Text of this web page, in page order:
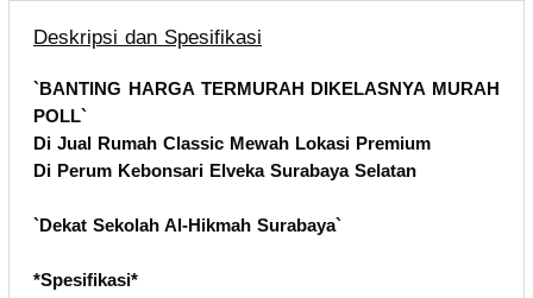
Deskripsi dan Spesifikasi
`BANTING HARGA TERMURAH DIKELASNYA MURAH
POLL`
Di Jual Rumah Classic Mewah Lokasi Premium
Di Perum Kebonsari Elveka Surabaya Selatan
`Dekat Sekolah Al-Hikmah Surabaya`
*Spesifikasi*